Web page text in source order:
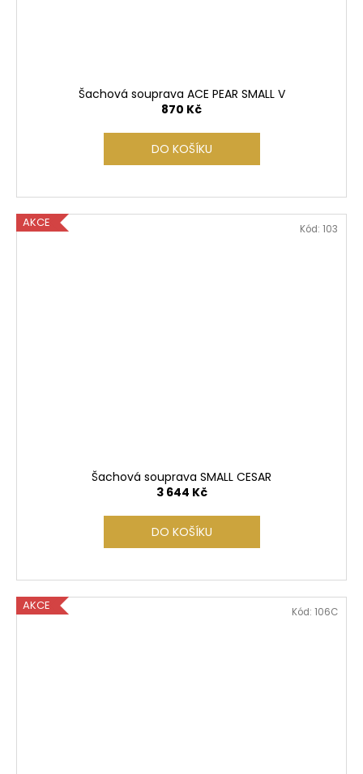
Šachová souprava ACE PEAR SMALL V
870 Kč
DO KOŠÍKU
AKCE
Šachová souprava SMALL CESAR
3 644 Kč
DO KOŠÍKU
Kód: 103
AKCE Kód: 106C